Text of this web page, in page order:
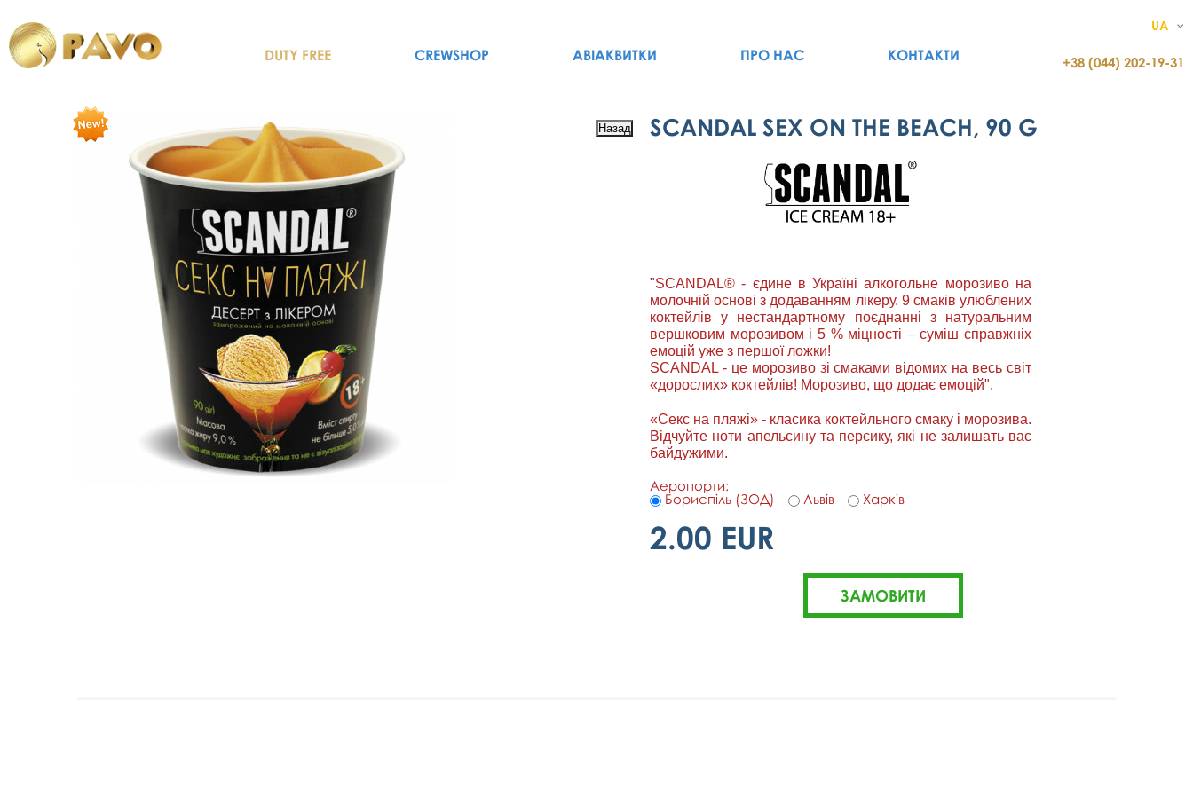
DUTY FREE CREWSHOP АВІАКВИТКИ ПРО НАС КОНТАКТИ
UA
+38 (044) 202-19-31
SCANDAL SEX ON THE BEACH, 90 G
"SCANDAL® - єдине в Україні алкогольне морозиво на
молочній основі з додаванням лікеру. 9 смаків улюблених
коктейлів у нестандартному поєднанні з натуральним
вершковим морозивом і 5 % міцності – суміш справжніх
емоцій уже з першої ложки!
SCANDAL - це морозиво зі смаками відомих на весь світ
«дорослих» коктейлів! Морозиво, що додає емоцій".
«Секс на пляжі» - класика коктейльного смаку і морозива.
Відчуйте ноти апельсину та персику, які не залишать вас
байдужими.
Аеропорти:
Бориспіль (ЗОД)
Львів Харків
2.00 EUR